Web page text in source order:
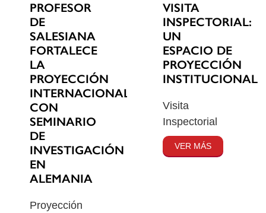
PROFESOR
DE
SALESIANA
FORTALECE
LA
PROYECCIÓN
INTERNACIONAL
CON
SEMINARIO
DE
INVESTIGACIÓN
EN
ALEMANIA
Proyección
VISITA
INSPECTORIAL:
UN
ESPACIO DE
PROYECCIÓN
INSTITUCIONAL
Visita
Inspectorial
VER MÁS